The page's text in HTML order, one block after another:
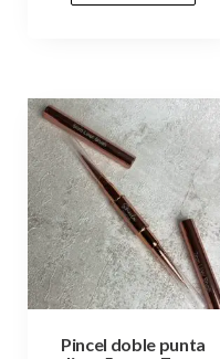
Pincel doble punta